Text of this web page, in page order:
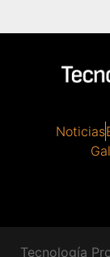
Noticias
Tecnología